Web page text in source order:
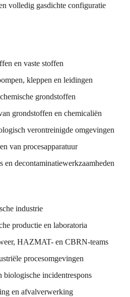
volledig gasdichte configuratie
en vaste stoffen
kleppen en leidingen
grondstoffen
grondstoffen en chemicaliën
verontreinigde omgevingen
van procesapparatuur
decontaminatiewerkzaamheden
industrie
productie en laboratoria
HAZMAT- en CBRN-teams
procesomgevingen
biologische incidentrespons
en afvalverwerking